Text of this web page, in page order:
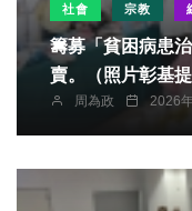
社會 宗教
籌募「貧困病患
賣。（照片彰基提
周為政 2026